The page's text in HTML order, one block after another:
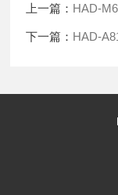
上一篇： HAD-
下一篇： HAD-